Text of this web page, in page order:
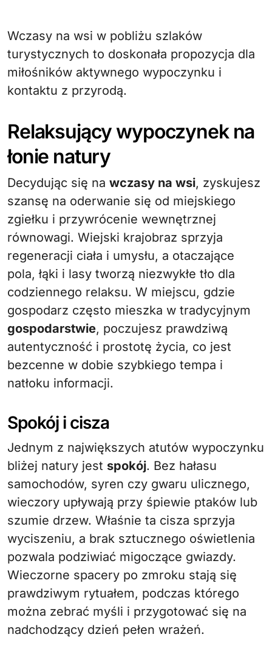
Wczasy na wsi w pobliżu szlaków
turystycznych to doskonała propozycja dla
miłośników aktywnego wypoczynku i
kontaktu z przyrodą.
Relaksujący wypoczynek na
łonie natury
Decydując się na wczasy na wsi, zyskujesz
szansę na oderwanie się od miejskiego
zgiełku i przywrócenie wewnętrznej
równowagi. Wiejski krajobraz sprzyja
regeneracji ciała i umysłu, a otaczające
pola, łąki i lasy tworzą niezwykłe tło dla
codziennego relaksu. W miejscu, gdzie
gospodarz często mieszka w tradycyjnym
gospodarstwie, poczujesz prawdziwą
autentyczność i prostotę życia, co jest
bezcenne w dobie szybkiego tempa i
natłoku informacji.
Spokój i cisza
Jednym z największych atutów wypoczynku
bliżej natury jest spokój. Bez hałasu
samochodów, syren czy gwaru ulicznego,
wieczory upływają przy śpiewie ptaków lub
szumie drzew. Właśnie ta cisza sprzyja
wyciszeniu, a brak sztucznego oświetlenia
pozwala podziwiać migoczące gwiazdy.
Wieczorne spacery po zmroku stają się
prawdziwym rytuałem, podczas którego
można zebrać myśli i przygotować się na
nadchodzący dzień pełen wrażeń.